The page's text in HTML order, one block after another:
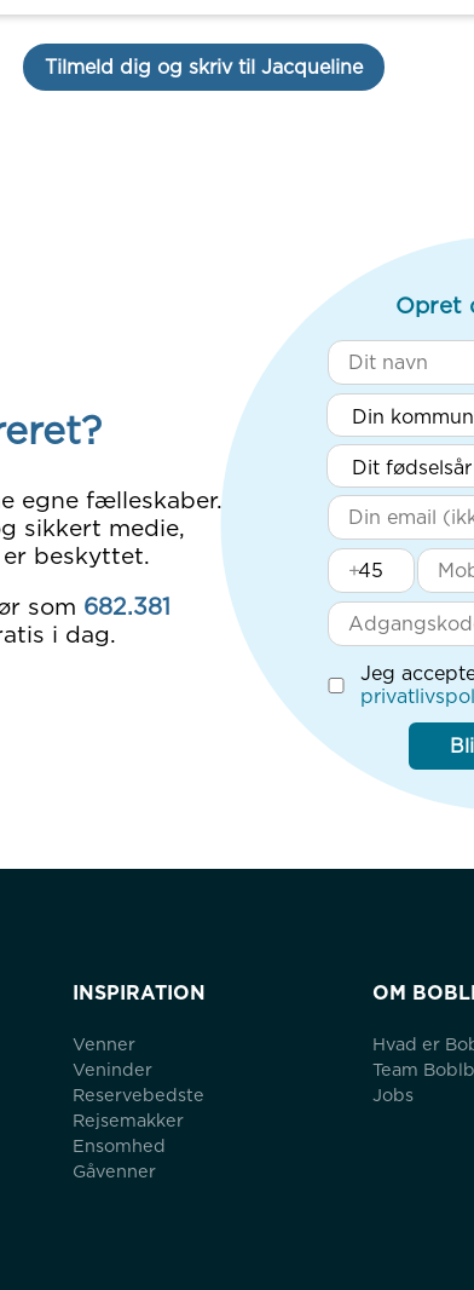
Tilmeld dig og skriv til Jacqueline
egne fælleskaber.
sikkert medie,
beskyttet.
som 682.381
i dag.
Opret
+
Jeg
INSPIRATION
Venner
Veninder
Reservebedste
Rejsemakker
Ensomhed
Gåvenner
OM
Hvad er
Team
Jobs